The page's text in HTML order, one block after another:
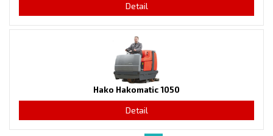
Detail
Hako Hakomatic 1050
Detail